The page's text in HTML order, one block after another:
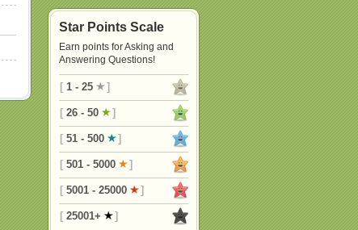
Star Points Scale
Earn points for Asking and
Answering Questions!
[ 1 - 25 ]
[ 26 - 50 ]
[ 51 - 500 ]
[ 501 - 5000 ]
[ 5001 - 25000 ]
[ 25001+ ]